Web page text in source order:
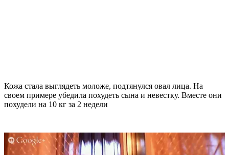
Кожа стала выглядеть моложе, подтянулся овал лица. На
своем примере убедила похудеть сына и невестку. Вместе они
похудели на 10 кг за 2 недели